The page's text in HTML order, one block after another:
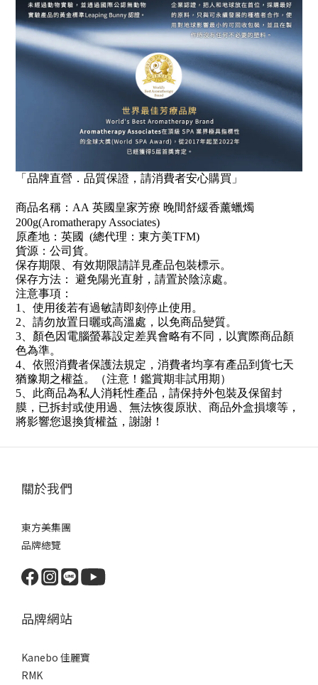
「品牌直營．品質保證，請消費者安心購買」
商品名稱： AA 英國皇家芳療 晚間舒緩香薰蠟燭
200g(Aromatherapy Associates)
原產地： 英國 (總代理：東方美TFM)
貨源：公司貨。
保存期限、有效期限請詳見產品包裝標示。
保存方法： 避免陽光直射，請置於陰涼處。
注意事項：
1
、使用後若有過敏請即刻停止使用。
2 、請勿放置日曬或高溫處，以免商品變質。
3 、顏色因電腦螢幕設定差異會略有不同，以實際商品顏
色為準。
4 、依照消費者保護法規定，消費者均享有產品到貨七天
猶豫期之權益。（注意！鑑賞期非試用期）
5 、此商品為私人消耗性產品，請保持外包裝及保留封
膜，已拆封或使用過、無法恢復原狀、商品外盒損壞等，
將影響您退換貨權益，謝謝 ！
關於我們
東方美集團
品牌總覽
品牌網站
Kanebo 佳麗寶
RMK